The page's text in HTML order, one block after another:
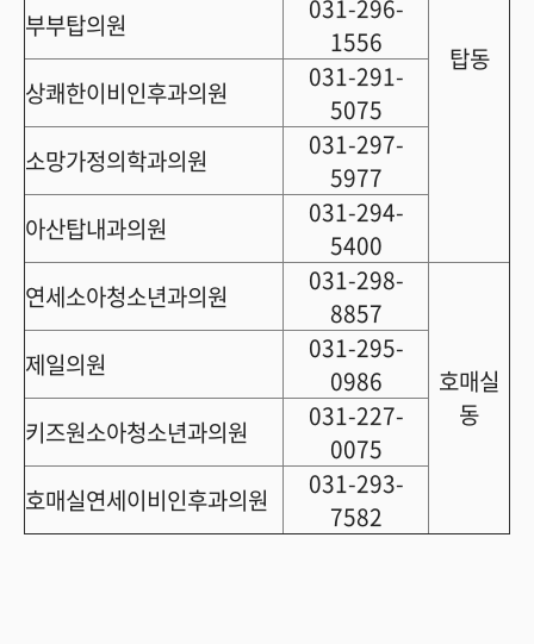
탑동
부부탑의원
031-296-
1556
상쾌한이비인후과의원
031-291-
5075
소망가정의학과의원
031-297-
5977
아산탑내과의원
031-294-
5400
연세소아청소년과의원
031-298-
8857
호매실
동
제일의원
031-295-
0986
키즈원소아청소년과의원
031-227-
0075
호매실연세이비인후과의원
031-293-
7582